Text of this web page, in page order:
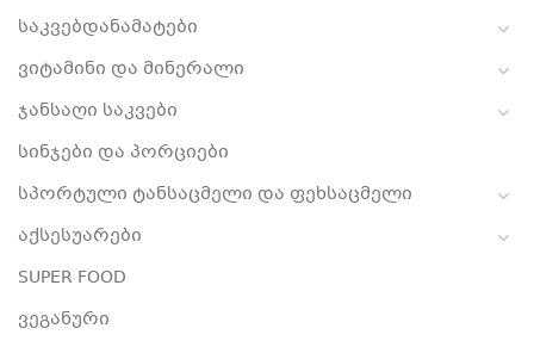
საკვებდანამატები
ვიტამინი და მინერალი
ჯანსაღი საკვები
სინჯები და პორციები
სპორტული ტანსაცმელი და ფეხსაცმელი
აქსესუარები
SUPER FOOD
ვეგანური